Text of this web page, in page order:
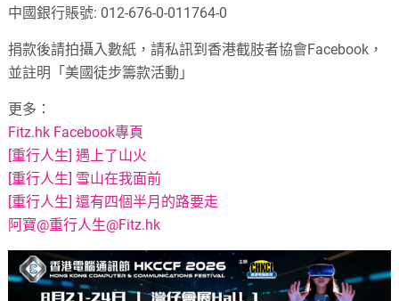
中國銀行賬號: 012-676-0-011764-0
捐款後請拍攝入數紙，請私訊到香港截肢者協會Facebook，
並註明「美國徒步籌款活動」
更多：
Fitz.hk Facebook專頁
[重行人生] 遇上了山火
[重行人生] 雪山在我面前
[重行人生] 還有四個半月的路要走
阿寶@重行人生@Fitz.hk